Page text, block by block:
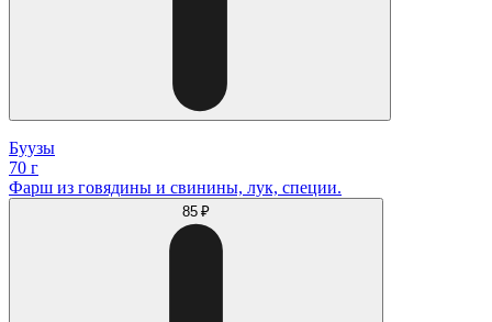
Буузы
70 г
Фарш из говядины и свинины, лук, специи.
85 ₽